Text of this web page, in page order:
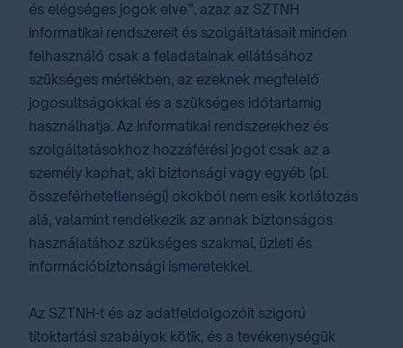
és elégséges jogok elve”, azaz az SZTNH
informatikai rendszereit és szolgáltatásait minden
felhasználó csak a feladatainak ellátásához
szükséges mértékben, az ezeknek megfelelő
jogosultságokkal és a szükséges időtartamig
használhatja. Az informatikai rendszerekhez és
szolgáltatásokhoz hozzáférési jogot csak az a
személy kaphat, aki biztonsági vagy egyéb (pl.
összeférhetetlenségi) okokból nem esik korlátozás
alá, valamint rendelkezik az annak biztonságos
használatához szükséges szakmai, üzleti és
információbiztonsági ismeretekkel.
Az SZTNH-t és az adatfeldolgozóit szigorú
titoktartási szabályok kötik, és a tevékenységük